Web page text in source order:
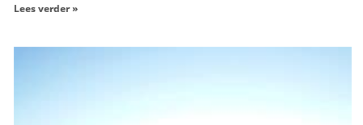
Lees verder »